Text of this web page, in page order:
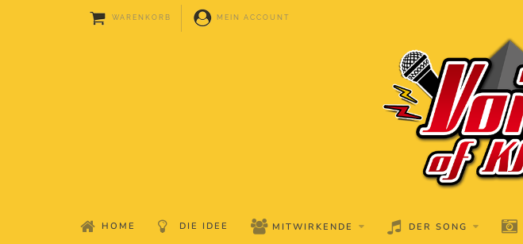
WARENKORB MEIN ACCOUNT
HOME DIE IDEE MITWIRKENDE DER SONG